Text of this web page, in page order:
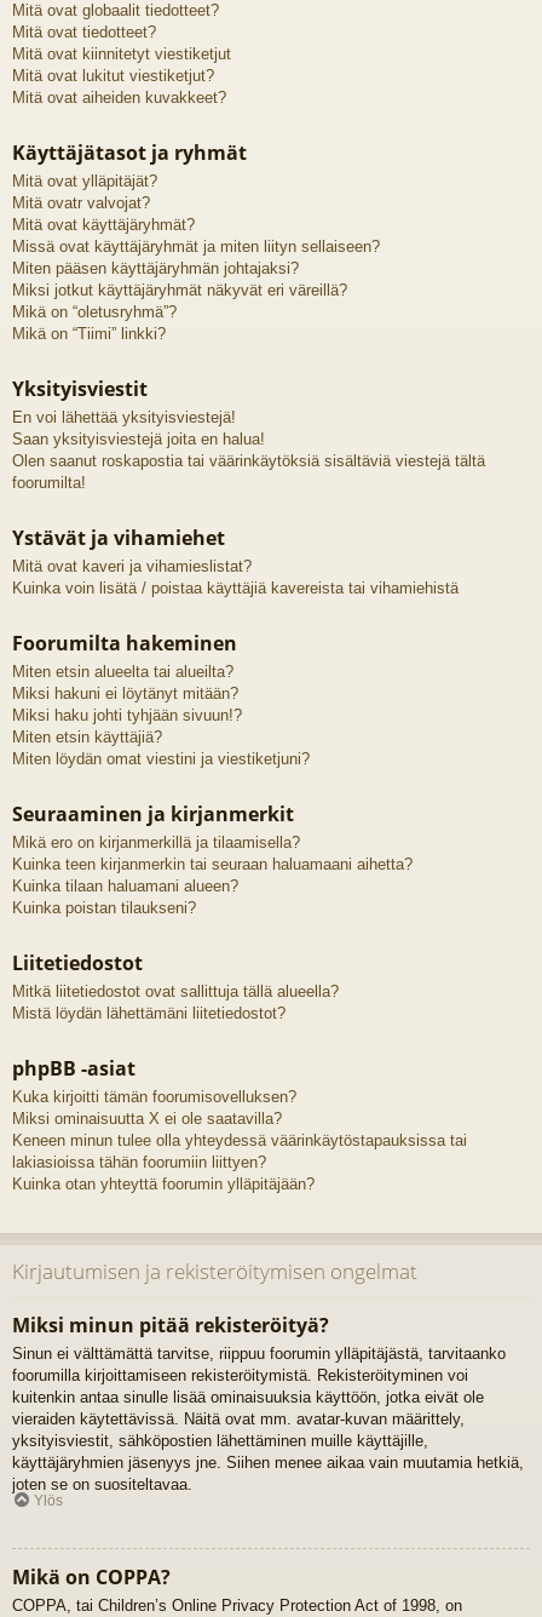
Mitä ovat globaalit tiedotteet?
Mitä ovat tiedotteet?
Mitä ovat kiinnitetyt viestiketjut
Mitä ovat lukitut viestiketjut?
Mitä ovat aiheiden kuvakkeet?
Käyttäjätasot ja ryhmät
Mitä ovat ylläpitäjät?
Mitä ovatr valvojat?
Mitä ovat käyttäjäryhmät?
Missä ovat käyttäjäryhmät ja miten liityn sellaiseen?
Miten pääsen käyttäjäryhmän johtajaksi?
Miksi jotkut käyttäjäryhmät näkyvät eri väreillä?
Mikä on “oletusryhmä”?
Mikä on “Tiimi” linkki?
Yksityisviestit
En voi lähettää yksityisviestejä!
Saan yksityisviestejä joita en halua!
Olen saanut roskapostia tai väärinkäytöksiä sisältäviä viestejä tältä
foorumilta!
Ystävät ja vihamiehet
Mitä ovat kaveri ja vihamieslistat?
Kuinka voin lisätä / poistaa käyttäjiä kavereista tai vihamiehistä
Foorumilta hakeminen
Miten etsin alueelta tai alueilta?
Miksi hakuni ei löytänyt mitään?
Miksi haku johti tyhjään sivuun!?
Miten etsin käyttäjiä?
Miten löydän omat viestini ja viestiketjuni?
Seuraaminen ja kirjanmerkit
Mikä ero on kirjanmerkillä ja tilaamisella?
Kuinka teen kirjanmerkin tai seuraan haluamaani aihetta?
Kuinka tilaan haluamani alueen?
Kuinka poistan tilaukseni?
Liitetiedostot
Mitkä liitetiedostot ovat sallittuja tällä alueella?
Mistä löydän lähettämäni liitetiedostot?
phpBB -asiat
Kuka kirjoitti tämän foorumisovelluksen?
Miksi ominaisuutta X ei ole saatavilla?
Keneen minun tulee olla yhteydessä väärinkäytöstapauksissa tai
lakiasioissa tähän foorumiin liittyen?
Kuinka otan yhteyttä foorumin ylläpitäjään?
Kirjautumisen ja rekisteröitymisen ongelmat
Miksi minun pitää rekisteröityä?
Sinun ei välttämättä tarvitse, riippuu foorumin ylläpitäjästä, tarvitaanko
foorumilla kirjoittamiseen rekisteröitymistä. Rekisteröityminen voi
kuitenkin antaa sinulle lisää ominaisuuksia käyttöön, jotka eivät ole
vieraiden käytettävissä. Näitä ovat mm. avatar-kuvan määrittely,
yksityisviestit, sähköpostien lähettäminen muille käyttäjille,
käyttäjäryhmien jäsenyys jne. Siihen menee aikaa vain muutamia hetkiä,
joten se on suositeltavaa.
Ylös
Mikä on COPPA?
COPPA, tai Children’s Online Privacy Protection Act of 1998, on